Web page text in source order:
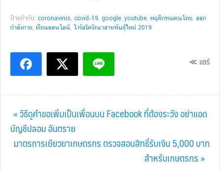
ป้ายกำกับ: coronavirus covid-19 google youtube พฤติกรรมคนไทย
ออก
กำลังกาย
เรียนออนไลน์ ไวรัสโคโรนาสายพันธุ์ใหม่ 2019
≪ แชร์
Previous
Post:
« วิธีดูคำขอเพิ่มเป็นเพื่อนบน Facebook ที่ต้องระวัง อย่าแอด
บัญชีปลอม อันตราย
Next
มาตรการเยียวยาเกษตรกร ตรวจสอบสิทธิ์รับเงิน 5,000 บาท
สำหรับเกษตรกร »